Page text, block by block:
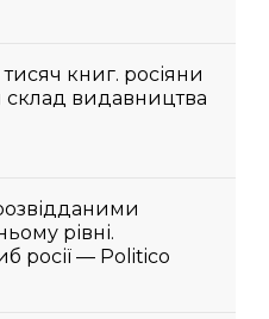
книг. росіяни
видавництва
рівні.
росії — Politico